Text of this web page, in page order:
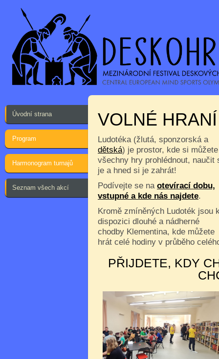
Úvodní strana
Program
Harmonogram turnajů
Seznam všech akcí
VOLNÉ
Ludotéka (žlutá, sponzorská a
dětská) je prostor, kde si můžete
všechny hry prohlédnout, naučit
je a hned si je zahrát!
Podívejte se na otevírací dobu,
vstupné a kde nás najdete.
Kromě zmíněných Ludoték jsou
dispozici dlouhé a nádherné
chodby Klementina, kde můžete
hrát celé hodiny v průběho
PŘIJDETE, KDY